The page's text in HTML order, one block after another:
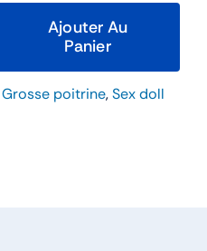
Ajouter Au
Panier
Grosse poitrine,Sex doll